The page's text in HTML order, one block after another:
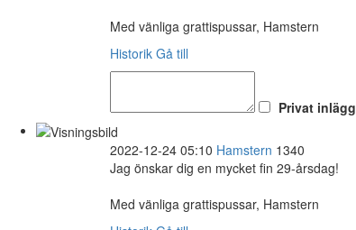
Med vänliga grattispussar, Hamstern
Historik Gå till
Privat inlägg
2022-12-24 05:10 Hamstern 1340
Jag önskar dig en mycket fin 29-årsdag!
Med vänliga grattispussar, Hamstern